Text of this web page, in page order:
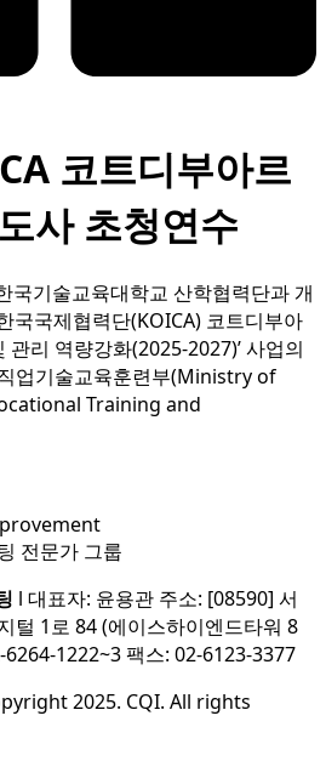
코트디부아르
사 초청연수
국기술교육대학교 산학협력단과 개
국국제협력단(KOICA) 코트디부아
리 역량강화(2025-2027)’ 사업의
업기술교육훈련부(Ministry of
Training and
전문가 그룹
l 대표자: 윤용관 주소: [08590] 서
털 1로 84 (에이스하이엔드타워 8
1222~3 팩스: 02-6123-3377
2025. CQI. All rights